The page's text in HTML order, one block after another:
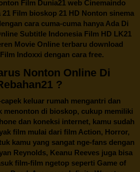
Film Dunia21 web Cinemaindo
Film bioskop 21 HD Nonton sinema
cara cuma-cuma hanya Ada Di
Subtitle Indonesia Film HD LK21
Movie Online terbaru download
Indoxxi dengan cara free.
Nonton Online Di
?
keluar rumah mengantri dan
menonton di bioskop, cukup memiliki
dan koneksi internet, kamu sudah
film mulai dari film Action, Horror,
kamu yang sangat nge-fans dengan
Reynolds, Keanu Reeves juga bisa
film-film ngetop seperti Game of